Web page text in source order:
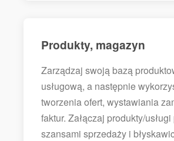
Produkty, magazyn
Zarządzaj swoją bazą
usługową, a następnie
tworzenia ofert, wystawiania
faktur. Załączaj produkty/usługi
szansami sprzedaży i